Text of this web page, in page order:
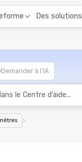
Des solutions
Demander à l’IA
>